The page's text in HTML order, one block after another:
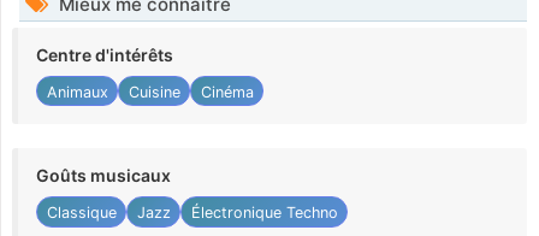
Centre d'intérêts
Animaux Cuisine Cinéma
Goûts musicaux
Classique Jazz Électronique Techno